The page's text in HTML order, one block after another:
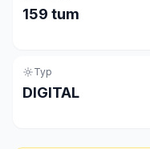
159 tum
Typ
DIGITAL